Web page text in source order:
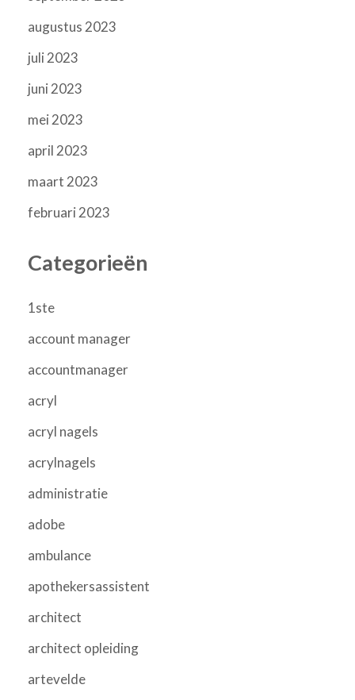
augustus 2023
juli 2023
juni 2023
mei 2023
april 2023
maart 2023
februari 2023
Categorieën
1ste
account manager
accountmanager
acryl
acryl nagels
acrylnagels
administratie
adobe
ambulance
apothekersassistent
architect
architect opleiding
artevelde